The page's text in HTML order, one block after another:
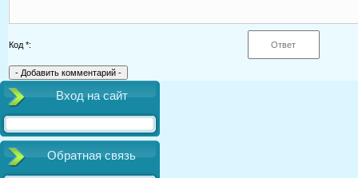
Код *:
Вход на сайт
Обратная связь